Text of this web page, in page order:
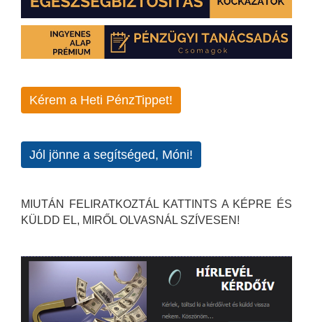
Kérem a Heti PénzTippet!
Jól jönne a segítséged, Móni!
MIUTÁN FELIRATKOZTÁL KATTINTS A KÉPRE ÉS
KÜLDD EL, MIRŐL OLVASNÁL SZÍVESEN!